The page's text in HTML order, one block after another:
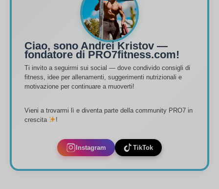
Ciao, sono Andrei Kristov —
fondatore di PRO7fitness.com!
Ti invito a seguirmi sui social — dove condivido consigli di
fitness, idee per allenamenti, suggerimenti nutrizionali e
motivazione per continuare a muoverti!
Vieni a trovarmi lì e diventa parte della community PRO7 in
crescita
!
Instagram TikTok